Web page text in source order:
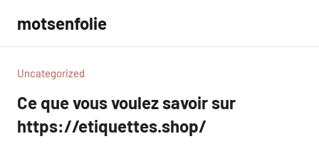
contenu
motsenfolie
Uncategorized
Ce que vous voulez savoir sur
https://etiquettes.shop/